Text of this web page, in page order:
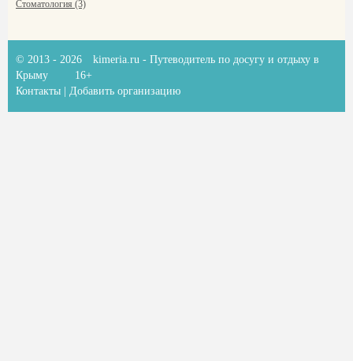
Стоматология (3)
© 2013 - 2026 kimeria.ru - Путеводитель по досугу и отдыху в
Крыму
16+
Контакты
Добавить организацию